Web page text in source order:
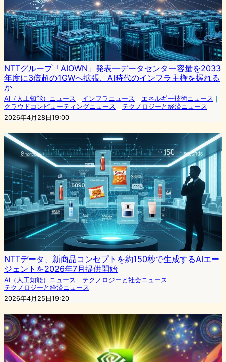
NTTグループ「AIOWN」発表―データセンター容量を2033
年度に3倍超の1GWへ拡張、AI時代のインフラ主権を握れる
か
AI（人工知能）ニュース ｜ インフラニュース ｜ エネルギー技術ニュース ｜
クラウドコンピューティングニュース ｜ テクノロジーと経済ニュース
2026年4月28日19:00
NTTデータ、新商品コンセプトを約150秒で生成するAIエー
ジェントを2026年7月提供開始
AI（人工知能）ニュース ｜ テクノロジーと社会ニュース ｜
テクノロジーと経済ニュース
2026年4月25日19:20